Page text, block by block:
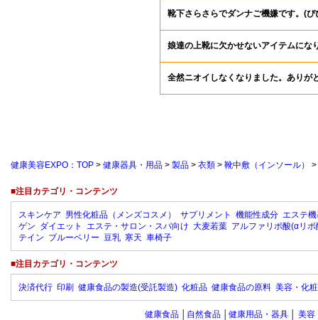
靴下さらさらでダンナご機嫌です。(ぴ
娘達の上靴に欠かせないアイテムにな
全然ニオイしなくなりました。ありが
健康美容EXPO：TOP > 健康器具・用品 > 製品 > 衣類 > 靴中敷（インソール） >
■注目カテゴリ・コンテンツ
スキンケア 男性化粧品（メンズコスメ） サプリメント 機能性成分 エステ
ゲン ダイエット エステ・サロン・スパ向け 大麦若葉 アルファリポ酸(αリポ
テイン ブルーベリー 豆乳 寒天 車椅子
■注目カテゴリ・コンテンツ
決済代行 印刷 健康食品の製造(受託製造) 化粧品 健康食品の原料 美容・化
健康食品 自然食品 健康用品・器具 美容